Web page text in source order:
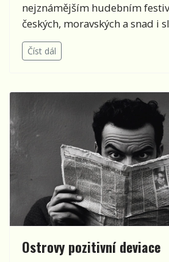
nejznámějším hudebním
českých, moravských a snad i
Číst dál
Ostrovy pozitivní deviace